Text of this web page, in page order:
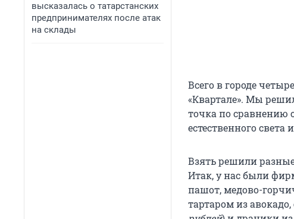
высказалась о татарстанских
предпринимателях после атак
на склады
Всего в городе
«Квартале». Мы
точка по сравнению
естественного
Взять решили
Итак, у нас были
пашот, медово-
тартаром из